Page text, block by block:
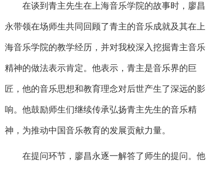
在谈到青主先生在上海音乐学院的故事时，廖昌
永带领在场师生共同回顾了青主的音乐成就及其在上
海音乐学院的教学经历，并对我校深入挖掘青主音乐
精神的做法表示肯定。他表示，青主是音乐界的巨
匠，他的音乐思想和教育理念对后世产生了深远的影
响。他鼓励师生们继续传承弘扬青主先生的音乐精
神，为推动中国音乐教育的发展贡献力量。
在提问环节，廖昌永逐一解答了师生的提问。他